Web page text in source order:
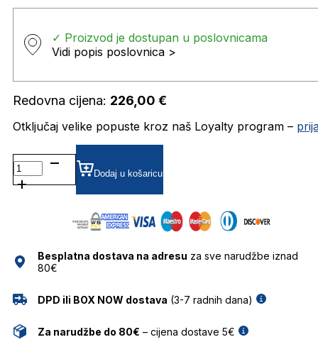
✓ Proizvod je dostupan u poslovnicama
Vidi popis poslovnica >
Redovna cijena: 226,00 €
Otključaj velike popuste kroz naš Loyalty program –
AH6597 DIOPTRIJSKI
OKVIRI
ANA
Dodaj u košaricu
Besplatna dostava na adresu za sve narudžbe iznad
80€
DPD ili BOX NOW dostava (3-7 radnih dana)
Za narudžbe do 80€ – cijena dostave 5€